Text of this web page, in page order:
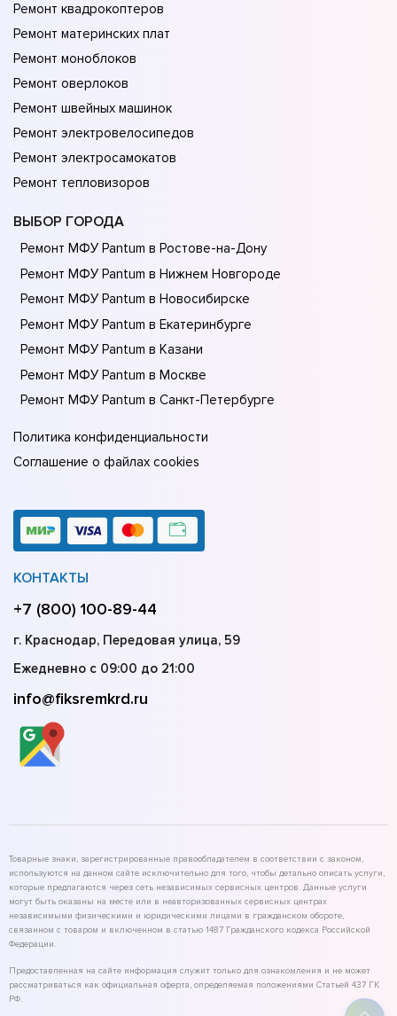
Ремонт квадрокоптеров
Ремонт материнских плат
Ремонт моноблоков
Ремонт оверлоков
Ремонт швейных машинок
Ремонт электровелосипедов
Ремонт электросамокатов
Ремонт тепловизоров
ВЫБОР ГОРОДА
Ремонт МФУ Pantum в Ростове-на-Донy
Ремонт МФУ Pantum в Нижнем Новгороде
Ремонт МФУ Pantum в Новосибирске
Ремонт МФУ Pantum в Екатеринбурге
Ремонт МФУ Pantum в Казани
Ремонт МФУ Pantum в Москве
Ремонт МФУ Pantum в Санкт-Петербурге
Политика конфиденциальности
Соглашение о файлах cookies
КОНТАКТЫ
+7 (800) 100-89-44
г. Краснодар, Передовая улица, 59
Ежедневно с 09:00 до 21:00
info@fiksremkrd.ru
Товарные знаки, зарегистрированные правообладателем в соответствии с законом,
используются на данном сайте исключительно для того, чтобы детально описать услуги,
которые предлагаются через сеть независимых сервисных центров. Данные услуги
могут быть оказаны на месте или в неавторизованных сервисных центрах
независимыми физическими и юридическими лицами в гражданском обороте,
связанном с товаром и включенном в статью 1487 Гражданского кодекса Российской
Федерации.
Предоставленная на сайте информация служит только для ознакомления и не может
рассматриваться как официальная оферта, определяемая положениями Статьей 437 ГК
РФ.